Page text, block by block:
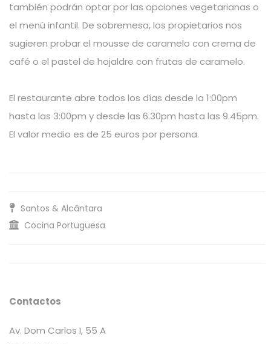
también podrán optar por las opciones vegetarianas o
el menú infantil. De sobremesa, los propietarios nos
sugieren probar el mousse de caramelo con crema de
café o el pastel de hojaldre con frutas de caramelo.
El restaurante abre todos los días desde la 1:00pm
hasta las 3:00pm y desde las 6.30pm hasta las 9.45pm.
El valor medio es de 25 euros por persona.
Santos & Alcântara
Cocina Portuguesa
Contactos
Av. Dom Carlos I, 55 A